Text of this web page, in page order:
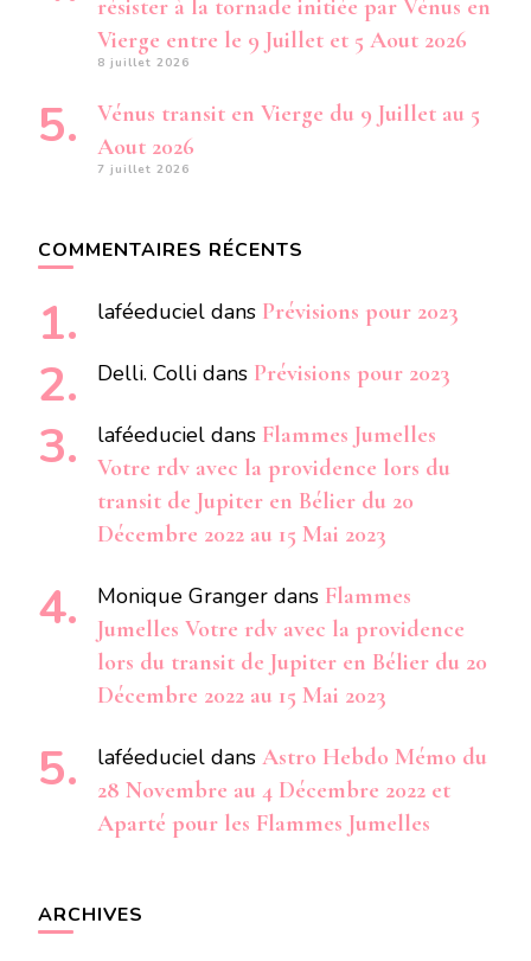
résister à la tornade initiée par Vénus en
Vierge entre le 9 Juillet et 5 Aout 2026
8 juillet 2026
Vénus transit en Vierge du 9 Juillet au 5
Aout 2026
7 juillet 2026
COMMENTAIRES RÉCENTS
laféeduciel dans Prévisions pour 2023
Delli. Colli dans Prévisions pour 2023
laféeduciel dans Flammes Jumelles
Votre rdv avec la providence lors du
transit de Jupiter en Bélier du 20
Décembre 2022 au 15 Mai 2023
Monique Granger dans Flammes
Jumelles Votre rdv avec la providence
lors du transit de Jupiter en Bélier du 20
Décembre 2022 au 15 Mai 2023
laféeduciel dans Astro Hebdo Mémo du
28 Novembre au 4 Décembre 2022 et
Aparté pour les Flammes Jumelles
ARCHIVES